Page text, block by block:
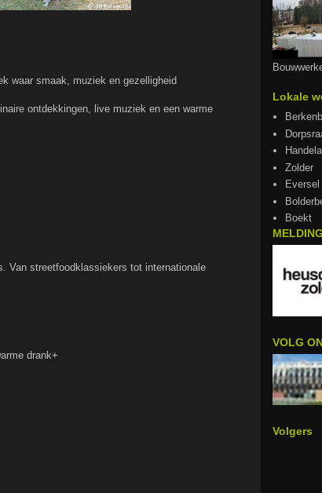
waar smaak, muziek en gezelligheid
ontdekkingen, live muziek en een warme
Van streetfoodklassiekers tot internationale
drank+
Lokale
Zolder
Eversel
Boekt
VOLG
Volgers